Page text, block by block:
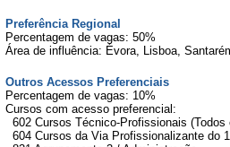
Preferência Regional
Percentagem de vagas: 50%
Área de influência: Évora, Lisboa,
Outros Acessos Preferenciais
Percentagem de vagas: 10%
Cursos com acesso preferencial:
602 Cursos Técnico-Profissionais (Todos
604 Cursos da Via Profissionalizante do